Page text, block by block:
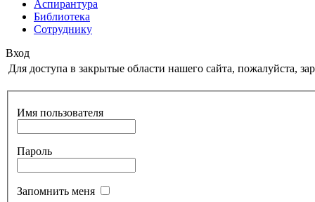
Аспирантура
Библиотека
Сотруднику
Вход
Для доступа в закрытые области нашего сайта, пожалуйста,
Имя пользователя
Пароль
Запомнить меня